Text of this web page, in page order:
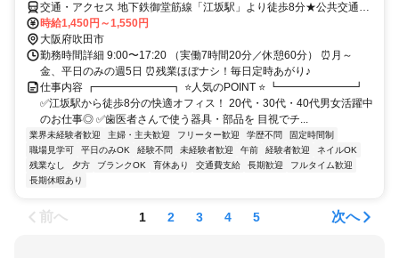
交通・アクセス 地下鉄御堂筋線「江坂駅」より徒歩8分★公共交通機
関での通勤が便利（自転車通勤可/規定）
時給1,450円～1,550円
大阪府吹田市
勤務時間詳細 9:00〜17:20 （実働7時間20分／休憩60分） ⏰月～
金、平日のみの週5日 ⏰残業ほぼナシ！毎日定時あがり♪
仕事内容 ┏━━━━━━━┓ ⭐人気のPOINT ⭐ ┗━━━━━━━┛
✅江坂駅から徒歩8分の快適オフィス！ 20代・30代・40代男女活躍中
のお仕事◎ ✅歯医者さんで使う器具・部品を 目視でチ...
業界未経験者歓迎 主婦・主夫歓迎 フリーター歓迎 学歴不問
固定時間制
職場見学可
平日のみOK 経験不問 未経験者歓迎 午前 経験者歓迎
ネイルOK
残業なし
夕方 ブランクOK 育休あり 交通費支給 長期歓迎
フルタイム歓迎
長期休暇あり
前へ 1 2 3 4 5 次へ